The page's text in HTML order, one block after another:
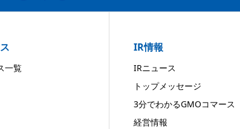
一覧
IR情報
IRニュース
トップメッセージ
3分でわかるGMOコマース
経営情報